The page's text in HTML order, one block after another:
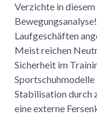
Verzichte in
Laufgeschäften
Meist reichen
Sicherheit im
Stabilisation durch
eine externe